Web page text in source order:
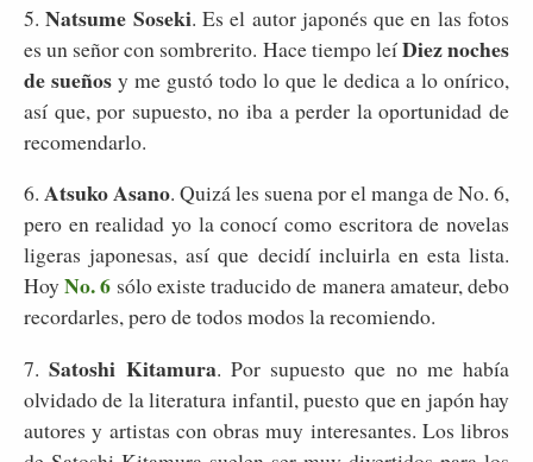
5.Natsume Soseki. Es el autor japonés que en las fotos
es un señor con sombrerito. Hace tiempo leíDiez noches
de sueños y me gustó todo lo que le dedica a lo onírico,
así que, por supuesto, no iba a perder la oportunidad de
recomendarlo.
6. Atsuko Asano. Quizá les suena por el manga de No. 6,
pero en realidad yo la conocí como escritora de novelas
ligeras japonesas, así que decidí incluirla en esta lista.
HoyNo. 6 sólo existe traducido de manera amateur, debo
recordarles, pero de todos modos la recomiendo.
7.Satoshi Kitamura. Por supuesto que no me había
olvidado de la literatura infantil, puesto que en japón hay
autores y artistas con obras muy interesantes. Los libros